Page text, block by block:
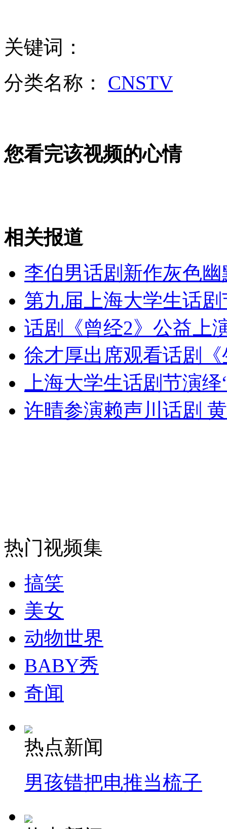
无痛分娩是否安全 医生回应
外交部：反对强权政治霸凌主义
走！跟着总书记去植树
消防员救轻生者 花炮节热闹非凡 减压"枕头大战"
纽约上演“枕头大战”
司机酒驾遇交警 急速倒车逃窜
关键词：
分类名称： CNSTV
您看完该视频的心情
相关报道
李伯男话剧新作灰色
第九届上海大学生话
话剧《曾经2》公益上
徐才厚出席观看话剧
上海大学生话剧节演
许晴参演赖声川话剧
热门视频集
搞笑
美女
动物世界
BABY秀
奇闻
热点新闻
男孩错把电推当梳子